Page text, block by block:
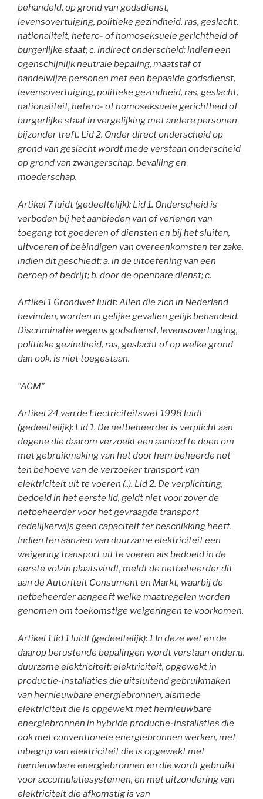
behandeld, op grond van godsdienst,
levensovertuiging, politieke gezindheid, ras, geslacht,
nationaliteit, hetero- of homoseksuele gerichtheid of
burgerlijke staat; c. indirect onderscheid: indien een
ogenschijnlijk neutrale bepaling, maatstaf of
handelwijze personen met een bepaalde godsdienst,
levensovertuiging, politieke gezindheid, ras, geslacht,
nationaliteit, hetero- of homoseksuele gerichtheid of
burgerlijke staat in vergelijking met andere personen
bijzonder treft. Lid 2. Onder direct onderscheid op
grond van geslacht wordt mede verstaan onderscheid
op grond van zwangerschap, bevalling en
moederschap.
Artikel 7 luidt (gedeeltelijk): Lid 1. Onderscheid is
verboden bij het aanbieden van of verlenen van
toegang tot goederen of diensten en bij het sluiten,
uitvoeren of beëindigen van overeenkomsten ter zake,
indien dit geschiedt: a. in de uitoefening van een
beroep of bedrijf; b. door de openbare dienst; c.
Artikel 1 Grondwet luidt: Allen die zich in Nederland
bevinden, worden in gelijke gevallen gelijk behandeld.
Discriminatie wegens godsdienst, levensovertuiging,
politieke gezindheid, ras, geslacht of op welke grond
dan ook, is niet toegestaan.
”ACM”
Artikel 24 van de Electriciteitswet 1998 luidt
(gedeeltelijk): Lid 1. De netbeheerder is verplicht aan
degene die daarom verzoekt een aanbod te doen om
met gebruikmaking van het door hem beheerde net
ten behoeve van de verzoeker transport van
elektriciteit uit te voeren (..). Lid 2. De verplichting,
bedoeld in het eerste lid, geldt niet voor zover de
netbeheerder voor het gevraagde transport
redelijkerwijs geen capaciteit ter beschikking heeft.
Indien ten aanzien van duurzame elektriciteit een
weigering transport uit te voeren als bedoeld in de
eerste volzin plaatsvindt, meldt de netbeheerder dit
aan de Autoriteit Consument en Markt, waarbij de
netbeheerder aangeeft welke maatregelen worden
genomen om toekomstige weigeringen te voorkomen.
Artikel 1 lid 1 luidt (gedeeltelijk): 1 In deze wet en de
daarop berustende bepalingen wordt verstaan onder:u.
duurzame elektriciteit: elektriciteit, opgewekt in
productie-installaties die uitsluitend gebruikmaken
van hernieuwbare energiebronnen, alsmede
elektriciteit die is opgewekt met hernieuwbare
energiebronnen in hybride productie-installaties die
ook met conventionele energiebronnen werken, met
inbegrip van elektriciteit die is opgewekt met
hernieuwbare energiebronnen en die wordt gebruikt
voor accumulatiesystemen, en met uitzondering van
elektriciteit die afkomstig is van